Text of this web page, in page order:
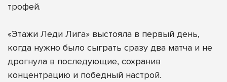
трофей.
«Этажи Леди Лига» выстояла в первый день,
когда нужно было сыграть сразу два матча и не
дрогнула в последующие, сохранив
концентрацию и победный настрой.